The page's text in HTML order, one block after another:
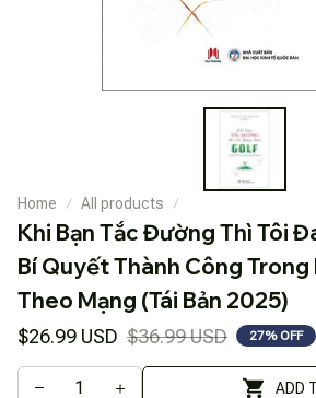
Home All products
Khi Bạn Tắc Đường Thì Tôi
Bí Quyết Thành Công Trong
Theo Mạng (Tái Bản 2025)
$26.99 USD $36.99 USD 27% OFF
ADD